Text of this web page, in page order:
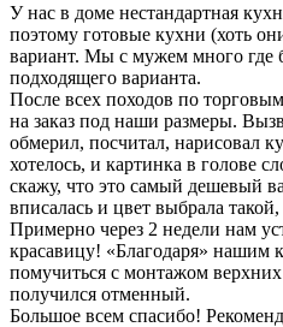
У нас в доме нестандартная
поэтому готовые кухни (хоть
вариант. Мы с мужем много где
подходящего варианта.
После всех походов по
на заказ под наши размеры.
обмерил, посчитал, нарисовал
хотелось, и картинка в голове
скажу, что это самый дешевый
вписалась и цвет выбрала
Примерно через 2 недели нам
красавицу! «Благодаря»
помучиться с монтажом
получился отменный.
Большое всем спасибо!